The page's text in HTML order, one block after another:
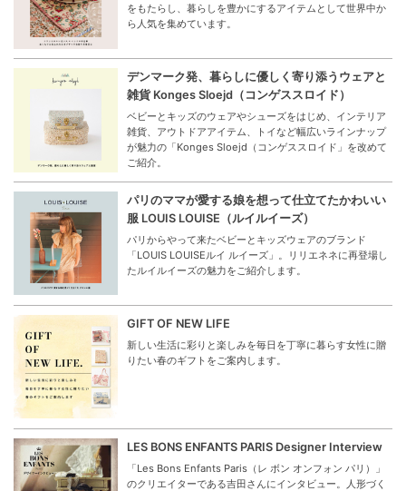
をもたらし、暮らしを豊かにするアイテムとして世界中か
ら人気を集めています。
デンマーク発、暮らしに優しく寄り添うウェアと
雑貨 Konges Sloejd（コンゲススロイド）
ベビーとキッズのウェアやシューズをはじめ、インテリア
雑貨、アウトドアアイテム、トイなど幅広いラインナップ
が魅力の「Konges Sloejd（コンゲススロイド」を改めて
ご紹介。
パリのママが愛する娘を想って仕立てたかわいい
服 LOUIS LOUISE（ルイルイーズ）
パリからやって来たベビーとキッズウェアのブランド
「LOUIS LOUISEルイ ルイーズ」。リリエネネに再登場し
たルイルイーズの魅力をご紹介します。
GIFT OF NEW LIFE
新しい生活に彩りと楽しみを毎日を丁寧に暮らす女性に贈
りたい春のギフトをご案内します。
LES BONS ENFANTS PARIS Designer Interview
「Les Bons Enfants Paris（レ ボン オンフォン パリ）」
のクリエイターである吉田さんにインタビュー。人形づく